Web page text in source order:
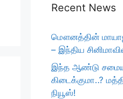
Recent News
மௌனத்தின்
– இந்திய
இந்த ஆண்டு
கிடைக்குமா..?
நியூஸ்!